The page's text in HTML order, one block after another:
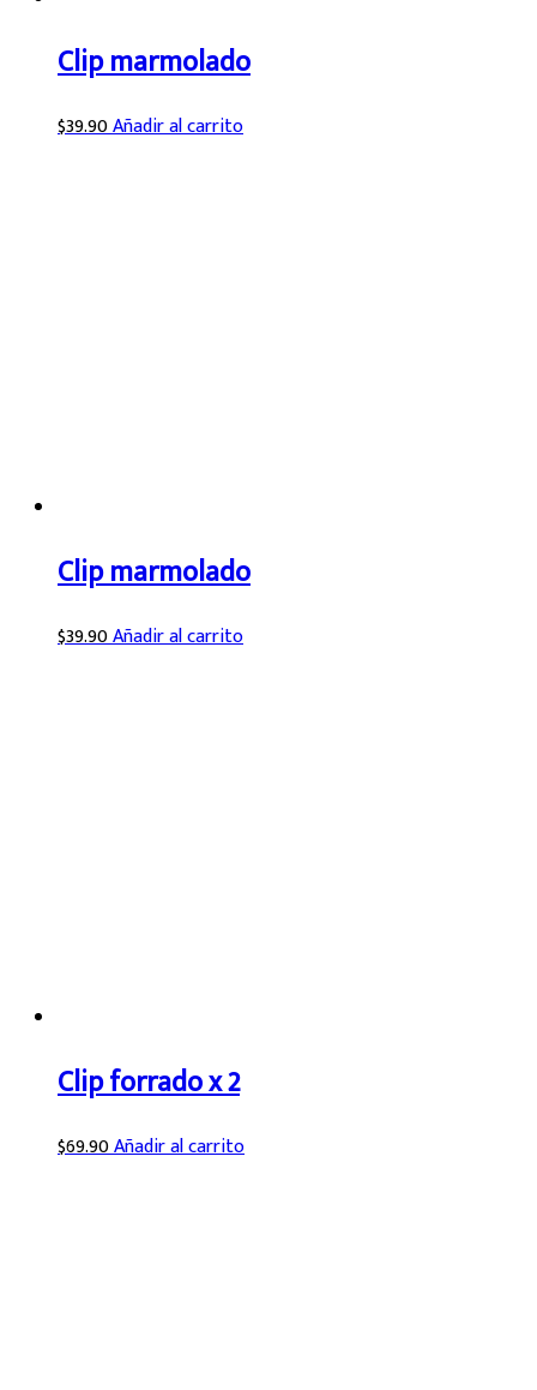
Clip marmolado
$39.90Añadir al carrito
Clip marmolado
$39.90Añadir al carrito
Clip forrado x 2
$69.90Añadir al carrito